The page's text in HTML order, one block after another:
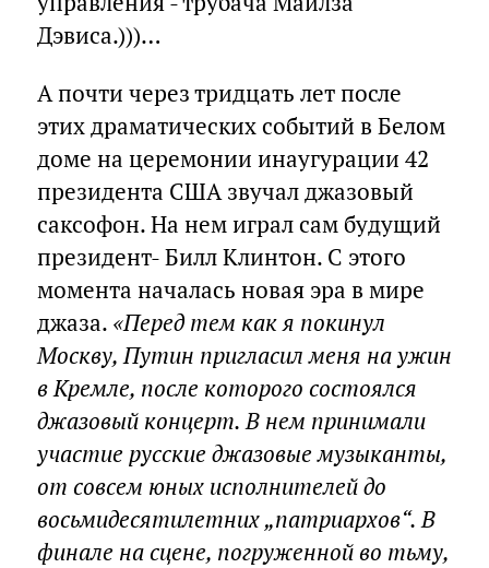
Дэвиса.)))…
А почти через тридцать лет после
этих драматических событий в Белом
доме на церемонии инаугурации 42
президента США звучал джазовый
саксофон. На нем играл сам будущий
президент- Билл Клинтон. С этого
момента началась новая эра в мире
джаза. «Перед тем как я покинул
Москву, Путин пригласил меня на ужин
в Кремле, после которого состоялся
джазовый концерт. В нем принимали
участие русские джазовые музыканты,
от совсем юных исполнителей до
восьмидесятилетних „патриархов“. В
финале на сцене, погруженной во тьму,